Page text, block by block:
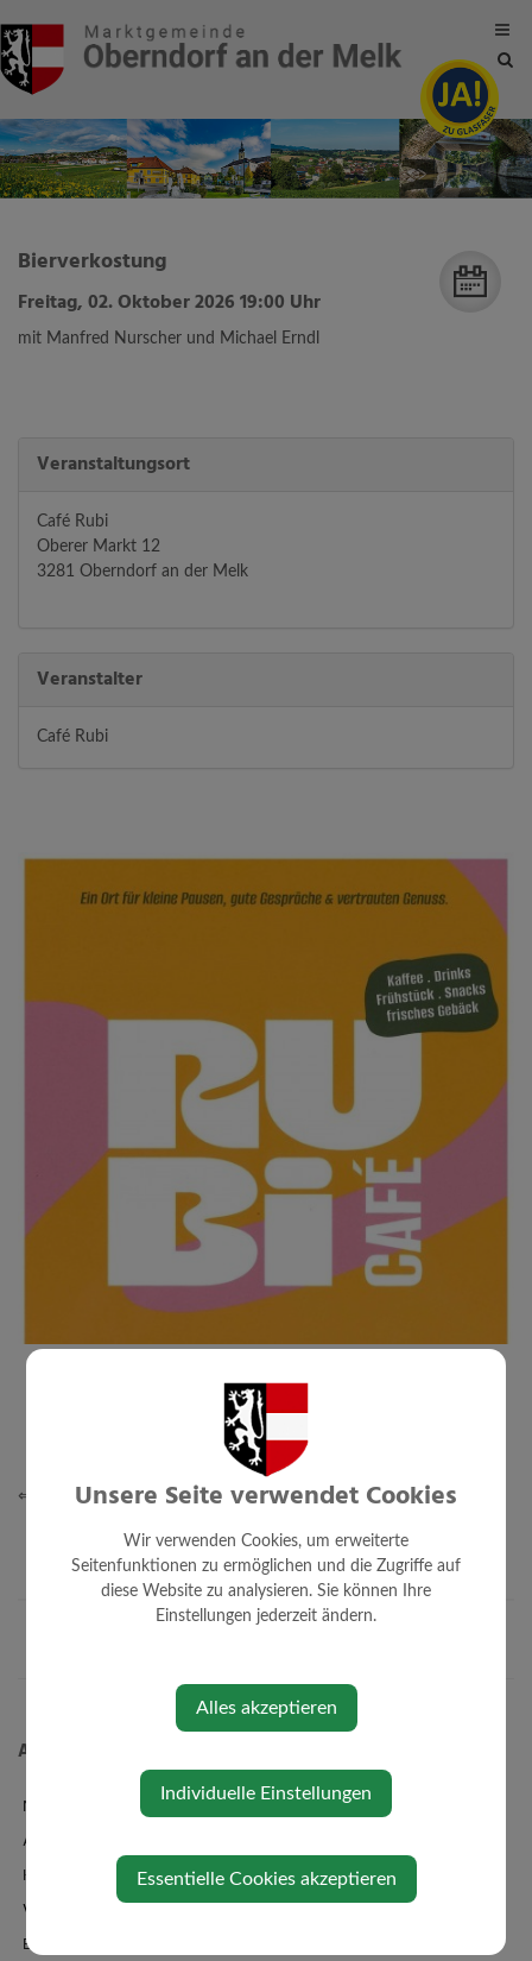
Site
Bierverkostung
Freitag, 02. Oktober 2026 19:00 Uhr
mit Manfred Nurscher und Michael Erndl
Veranstaltungsort
Café Rubi
Oberer Markt 12
3281 Oberndorf an der Melk
Veranstalter
Café Rubi
⇐ zurück
Aktuelles
News
Amtstafel
Klimaticket
Veranstaltungen
Bildergalerie
Unsere Seite verwendet Cookies
Wir verwenden Cookies, um erweiterte
Seitenfunktionen zu ermöglichen und die Zugriffe auf
diese Website zu analysieren. Sie können Ihre
Einstellungen jederzeit ändern.
Alles akzeptieren
Individuelle Einstellungen
Essentielle Cookies akzeptieren